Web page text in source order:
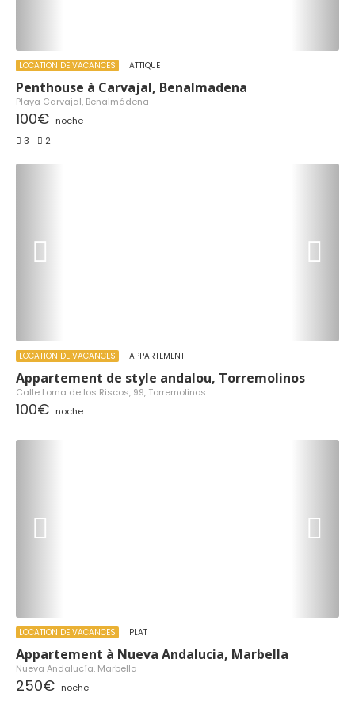
LOCATION DE VACANCES ATTIQUE
Penthouse à Carvajal, Benalmadena
Playa Carvajal, Benalmádena
100€ noche
3
2
LOCATION DE VACANCES APPARTEMENT
Appartement de style andalou, Torremolinos
Calle Loma de los Riscos, 99, Torremolinos
100€ noche
LOCATION DE VACANCES PLAT
Appartement à Nueva Andalucia, Marbella
Nueva Andalucía, Marbella
250€ noche